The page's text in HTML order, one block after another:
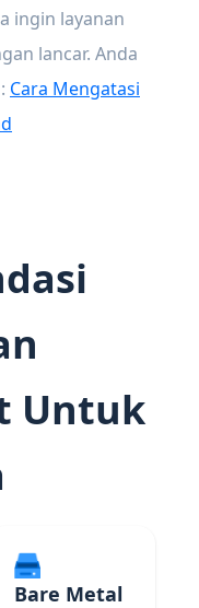
ingin layanan
lancar. Anda
Cara Mengatasi
Untuk
Bare Metal